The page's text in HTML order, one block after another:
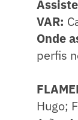
VAR:
Onde
perfis
Hugo;